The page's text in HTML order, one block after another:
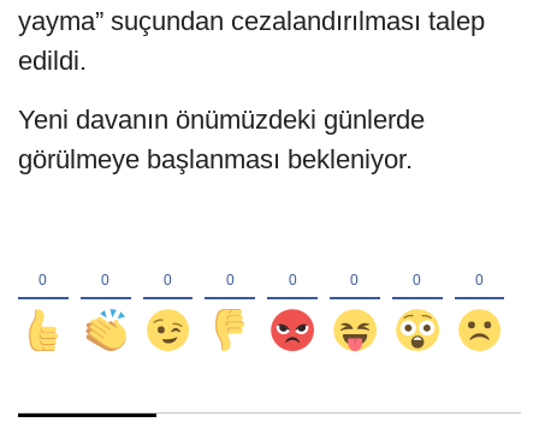
yayma” suçundan cezalandırılması talep
edildi.
Yeni davanın önümüzdeki günlerde
görülmeye başlanması bekleniyor.